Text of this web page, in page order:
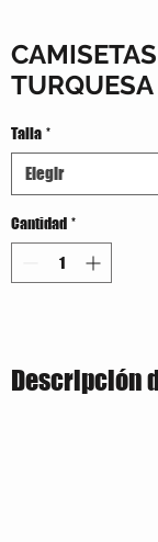
TURQUESA
Talla *
Elegir
Cantidad *
Descripción
160 gramos / 50%